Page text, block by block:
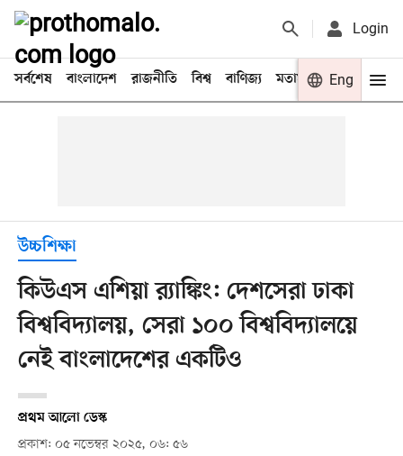
Login
সর্বশেষ বাংলাদেশ রাজনীতি বিশ্ব বাণিজ্য মতামত খেলা
Eng
উচ্চশিক্ষা
কিউএস এশিয়া র‍্যাঙ্কিং: দেশসেরা ঢাকা
বিশ্ববিদ্যালয়, সেরা ১০০ বিশ্ববিদ্যালয়ে
নেই বাংলাদেশের একটিও
প্রথম আলো ডেস্ক
প্রকাশ: ০৫ নভেম্বর ২০২৫, ০৬: ৫৬